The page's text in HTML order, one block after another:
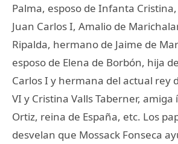
Palma, esposo de Infanta
Juan Carlos I, Amalio de
Ripalda, hermano de Jaime de
esposo de Elena de Borbón, hija
Carlos I y hermana del actual rey
VI y Cristina Valls Taberner,
Ortiz, reina de España, etc. Los
desvelan que Mossack Fonseca